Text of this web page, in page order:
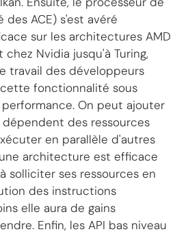
des ACE) s'est avéré
sur les architectures AMD
Nvidia jusqu'à Turing,
travail des développeurs
fonctionnalité sous
On peut ajouter
dépendent des ressources
en parallèle d'autres
architecture est efficace
solliciter ses ressources en
des instructions
elle aura de gains
Enfin, les API bas niveau